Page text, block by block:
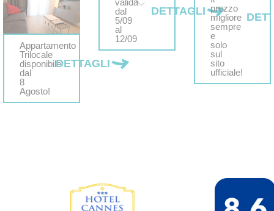
Appartamento
Trilocale
disponibile
dal
8
Agosto!
DETTAGLI
valida
dal
5/09
al
12/09
DETTAGLI prezzo
migliore
sempre
e
solo
sul
sito
ufficiale!